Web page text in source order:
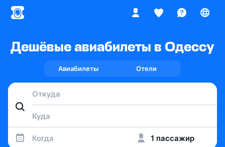
Дешёвые авиабилеты в Одессу
Авиабилеты Отели
Когда 1 пассажир